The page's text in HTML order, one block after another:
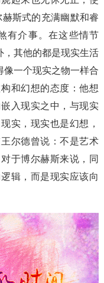
斯式的充满幽默和睿
有介事。在这些情节
，其他的都是现实生活
像一个现实之物一样合
和幻想的态度：他想
入现实之中，与现实
实，现实也是幻想，
尔德曾说：不是艺术
于博尔赫斯来说，同
辑，而是现实应该向